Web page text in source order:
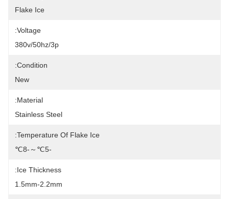
Flake Ice
Voltage:
380v/50hz/3p
Condition:
New
Material:
Stainless Steel
Temperature Of Flake Ice:
-5℃～-8℃
Ice Thickness:
1.5mm-2.2mm